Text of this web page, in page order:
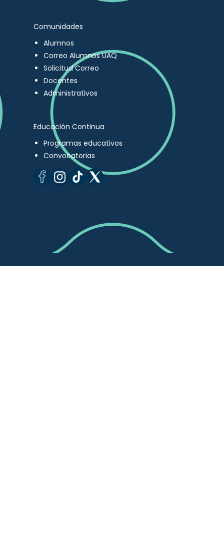
Comunidades
Alumnos
Correo Alumnos UAQ
Solicitud Correo
Docentes
Administrativos
Educación Continua
Programas educativos
Convocatorias